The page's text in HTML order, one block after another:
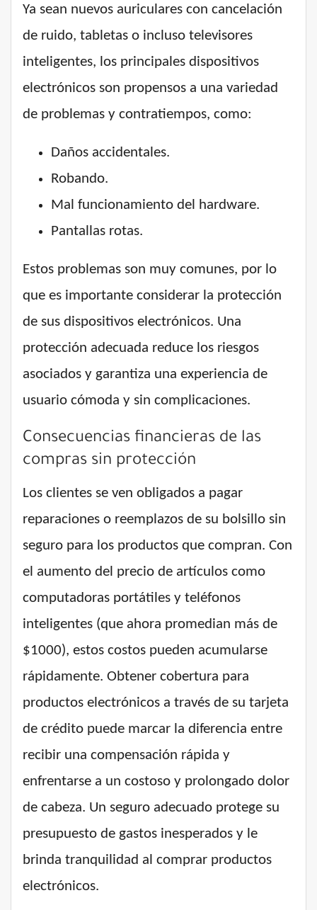
Ya sean nuevos auriculares con cancelación
de ruido, tabletas o incluso televisores
inteligentes, los principales dispositivos
electrónicos son propensos a una variedad
de problemas y contratiempos, como:
Daños accidentales.
Robando.
Mal funcionamiento del hardware.
Pantallas rotas.
Estos problemas son muy comunes, por lo
que es importante considerar la protección
de sus dispositivos electrónicos. Una
protección adecuada reduce los riesgos
asociados y garantiza una experiencia de
usuario cómoda y sin complicaciones.
Consecuencias financieras de las
compras sin protección
Los clientes se ven obligados a pagar
reparaciones o reemplazos de su bolsillo sin
seguro para los productos que compran. Con
el aumento del precio de artículos como
computadoras portátiles y teléfonos
inteligentes (que ahora promedian más de
$1000), estos costos pueden acumularse
rápidamente. Obtener cobertura para
productos electrónicos a través de su tarjeta
de crédito puede marcar la diferencia entre
recibir una compensación rápida y
enfrentarse a un costoso y prolongado dolor
de cabeza. Un seguro adecuado protege su
presupuesto de gastos inesperados y le
brinda tranquilidad al comprar productos
electrónicos.